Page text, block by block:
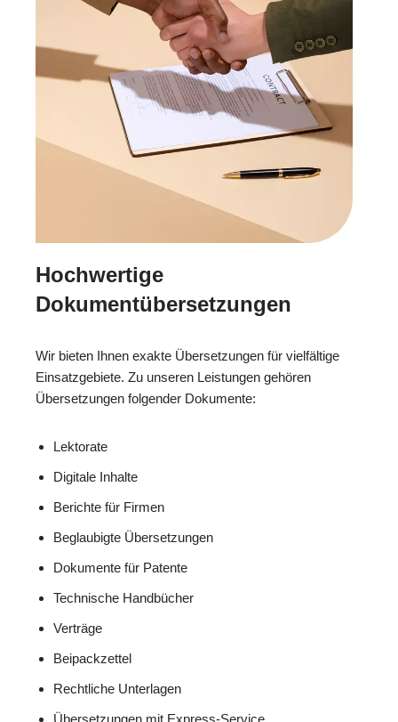
Hochwertige
Dokumentübersetzungen
Wir bieten Ihnen exakte Übersetzungen für vielfältige
Einsatzgebiete. Zu unseren Leistungen gehören
Übersetzungen folgender Dokumente:
Lektorate
Digitale Inhalte
Berichte für Firmen
Beglaubigte Übersetzungen
Dokumente für Patente
Technische Handbücher
Verträge
Beipackzettel
Rechtliche Unterlagen
Übersetzungen mit Express-Service